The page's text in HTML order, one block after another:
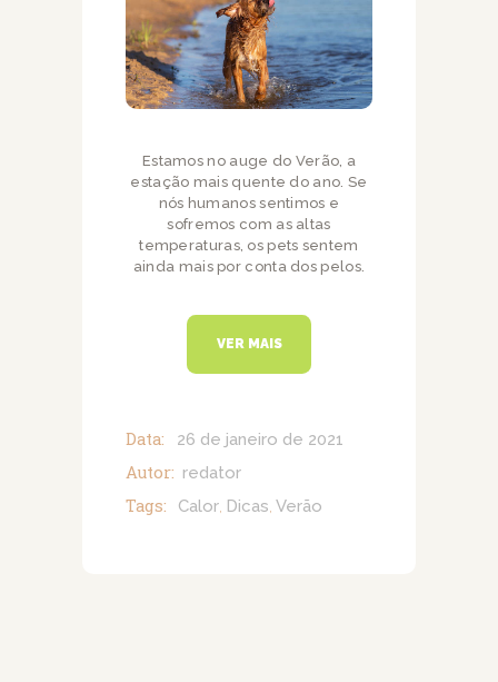
Estamos no auge do Verão, a
estação mais quente do ano. Se
nós humanos sentimos e
sofremos com as altas
temperaturas, os pets sentem
ainda mais por conta dos pelos.
VER MAIS
Data: 26 de janeiro de 2021
Autor: redator
Tags: Calor, Dicas, Verão